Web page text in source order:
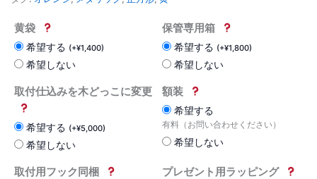
黄袋
希望する (+¥1,400)
希望しない
保管専用箱
希望する (+¥1,800)
希望しない
取付仕込みを木どっこに変更
希望する (+¥5,000)
希望しない
額装
希望する
有料（お問い合わせください）
希望しない
取付用フック同梱 プレゼント用ラッピング